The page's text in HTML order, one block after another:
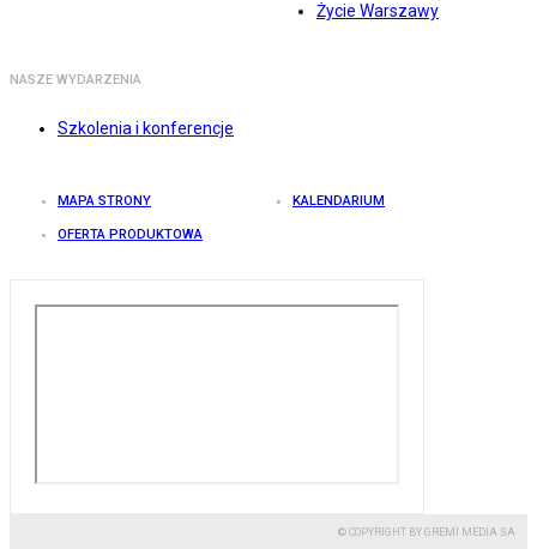
Życie Warszawy
NASZE WYDARZENIA
Szkolenia i konferencje
MAPA STRONY KALENDARIUM
OFERTA PRODUKTOWA
© COPYRIGHT BY GREMI MEDIA SA